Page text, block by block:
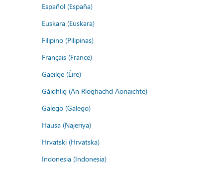
Español (España)
Euskara (Euskara)
Filipino (Pilipinas)
Français (France)
Gaeilge (Éire)
Gàidhlig (An Rìoghachd Aonaichte)
Galego (Galego)
Hausa (Najeriya)
Hrvatski (Hrvatska)
Indonesia (Indonesia)